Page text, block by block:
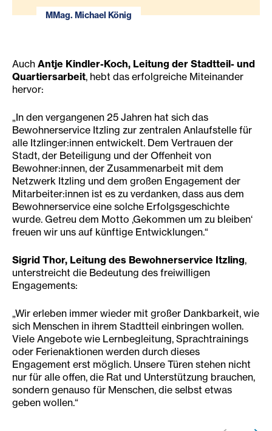
MMag. Michael König
Auch Antje Kindler-Koch, Leitung der Stadtteil- und
Quartiersarbeit, hebt das erfolgreiche Miteinander
hervor:
„In den vergangenen 25 Jahren hat sich das
Bewohnerservice Itzling zur zentralen Anlaufstelle für
alle Itzlinger:innen entwickelt. Dem Vertrauen der
Stadt, der Beteiligung und der Offenheit von
Bewohner:innen, der Zusammenarbeit mit dem
Netzwerk Itzling und dem großen Engagement der
Mitarbeiter:innen ist es zu verdanken, dass aus dem
Bewohnerservice eine solche Erfolgsgeschichte
wurde. Getreu dem Motto ‚Gekommen um zu bleiben‘
freuen wir uns auf künftige Entwicklungen.“
Sigrid Thor, Leitung des Bewohnerservice Itzling,
unterstreicht die Bedeutung des freiwilligen
Engagements:
„Wir erleben immer wieder mit großer Dankbarkeit, wie
sich Menschen in ihrem Stadtteil einbringen wollen.
Viele Angebote wie Lernbegleitung, Sprachtrainings
oder Ferienaktionen werden durch dieses
Engagement erst möglich. Unsere Türen stehen nicht
nur für alle offen, die Rat und Unterstützung brauchen,
sondern genauso für Menschen, die selbst etwas
geben wollen.“